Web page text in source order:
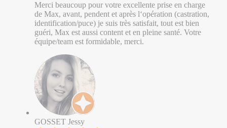
Merci beaucoup pour votre excellente prise en charge
de Max, avant, pendent et après l‘opération (castration,
identification/puce) je suis très satisfait, tout est bien
guéri, Max est aussi content et en pleine santé. Votre
équipe/team est formidable, merci.
GOSSET Jessy